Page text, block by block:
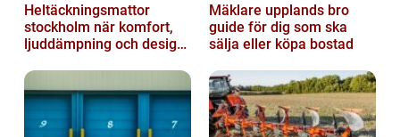
Heltäckningsmattor
stockholm när komfort,
ljuddämpning och design
Mäklare upplands bro
guide för dig som ska
sälja eller köpa bostad